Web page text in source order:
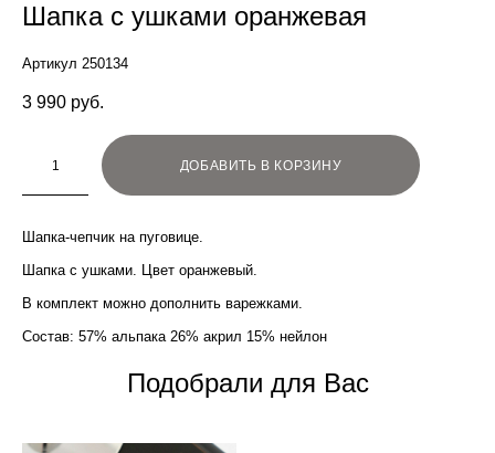
Шапка с ушками оранжевая
Артикул 250134
3 990 pуб.
ДОБАВИТЬ В КОРЗИНУ
Шапка-чепчик на пуговице.
Шапка с ушками. Цвет оранжевый.
В комплект можно дополнить варежками.
Состав: 57% альпака 26% акрил 15% нейлон
Подобрали для Вас